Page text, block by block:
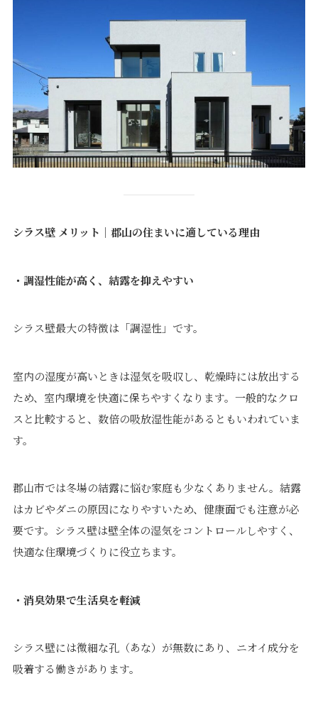
シラス壁 メリット｜郡山の住まいに適している理由
・調湿性能が高く、結露を抑えやすい
シラス壁最大の特徴は「調湿性」です。
室内の湿度が高いときは湿気を吸収し、乾燥時には放出する
ため、室内環境を快適に保ちやすくなります。一般的なクロ
スと比較すると、数倍の吸放湿性能があるともいわれていま
す。
郡山市では冬場の結露に悩む家庭も少なくありません。結露
はカビやダニの原因になりやすいため、健康面でも注意が必
要です。シラス壁は壁全体の湿気をコントロールしやすく、
快適な住環境づくりに役立ちます。
・消臭効果で生活臭を軽減
シラス壁には微細な孔（あな）が無数にあり、ニオイ成分を
吸着する働きがあります。